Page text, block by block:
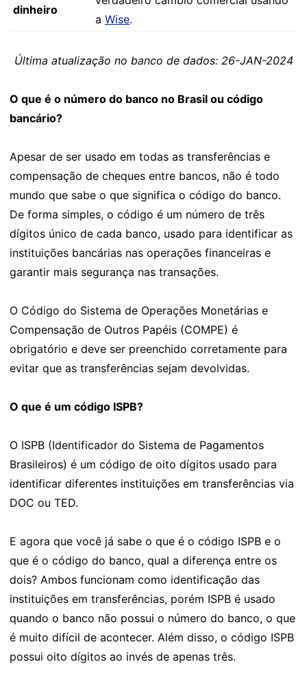
dinheiro
a Wise.
Última atualização no banco de dados: 26-JAN-2024
O que é o número do banco no Brasil ou código
bancário?
Apesar de ser usado em todas as transferências e
compensação de cheques entre bancos, não é todo
mundo que sabe o que significa o código do banco.
De forma simples, o código é um número de três
dígitos único de cada banco, usado para identificar as
instituições bancárias nas operações financeiras e
garantir mais segurança nas transações.
O Código do Sistema de Operações Monetárias e
Compensação de Outros Papéis (COMPE) é
obrigatório e deve ser preenchido corretamente para
evitar que as transferências sejam devolvidas.
O que é um código ISPB?
O ISPB (Identificador do Sistema de Pagamentos
Brasileiros) é um código de oito dígitos usado para
identificar diferentes instituições em transferências via
DOC ou TED.
E agora que você já sabe o que é o código ISPB e o
que é o código do banco, qual a diferença entre os
dois? Ambos funcionam como identificação das
instituições em transferências, porém ISPB é usado
quando o banco não possui o número do banco, o que
é muito difícil de acontecer. Além disso, o código ISPB
possui oito dígitos ao invés de apenas três.